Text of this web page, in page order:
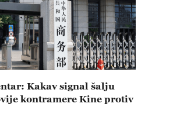
Kakav signal šalju
kontramere Kine protiv